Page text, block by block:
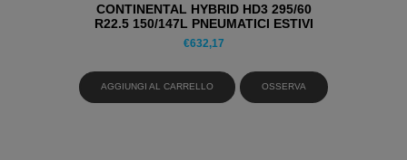
CONTINENTAL HYBRID HD3 295/60
R22.5 150/147L PNEUMATICI ESTIVI
€632,17
AGGIUNGI AL CARRELLO OSSERVA